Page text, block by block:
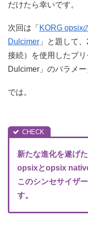
だけたら幸いです。
次回は「 KORG opsix
Dulcimer 」と題して
接続）を使用したプ
Dulcimer」のパラメー
では。
新たな進化を遂げ
opsixとopsix native
このシンセサイザ
す。